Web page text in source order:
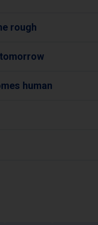
rough
human